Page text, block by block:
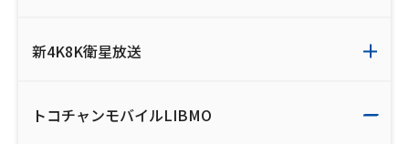
お知らせ
新4K8K衛星放送
トコチャンモバイルLIBMO